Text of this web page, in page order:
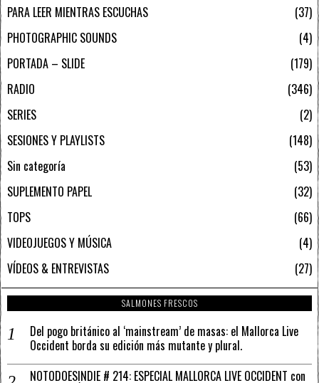
PARA LEER MIENTRAS ESCUCHAS
37
PHOTOGRAPHIC SOUNDS
4
PORTADA – SLIDE
179
RADIO
346
SERIES
2
SESIONES Y PLAYLISTS
148
Sin categoría
53
SUPLEMENTO PAPEL
32
TOPS
66
VIDEOJUEGOS Y MÚSICA
4
VÍDEOS & ENTREVISTAS
27
SALMONES FRESCOS
Del pogo británico al ‘mainstream’ de masas: el Mallorca Live
Occident borda su edición más mutante y plural.
NOTODOESINDIE # 214: ESPECIAL MALLORCA LIVE OCCIDENT con